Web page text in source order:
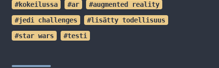
#kokeilussa #ar
#augmented reality
#jedi challenges
#lisätty todellisuus
#star wars
#testi